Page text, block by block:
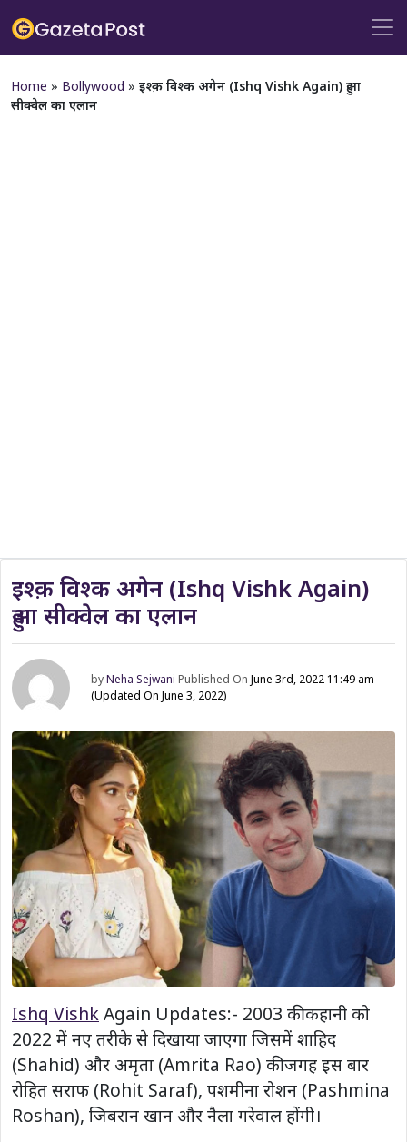
Home » Bollywood » इश्क़ विश्क अगेन (Ishq Vishk Again) हुआ
सीक्वेल का एलान
इश्क़ विश्क अगेन (Ishq Vishk Again)
हुआ सीक्वेल का एलान
byNeha Sejwani Published OnJune 3rd, 2022 11:49 am
(Updated On June 3, 2022)
Ishq VishkAgain Updates:- 2003 की कहानी को
2022 में नए तरीके से दिखाया जाएगा जिसमें शाहिद
(Shahid) और अमृता (Amrita Rao) की जगह इस बार
रोहित सराफ (Rohit Saraf), पशमीना रोशन (Pashmina
Roshan), जिबरान खान और नैला गरेवाल होंगी।